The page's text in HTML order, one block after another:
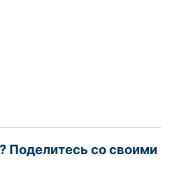
Поделитесь со своими